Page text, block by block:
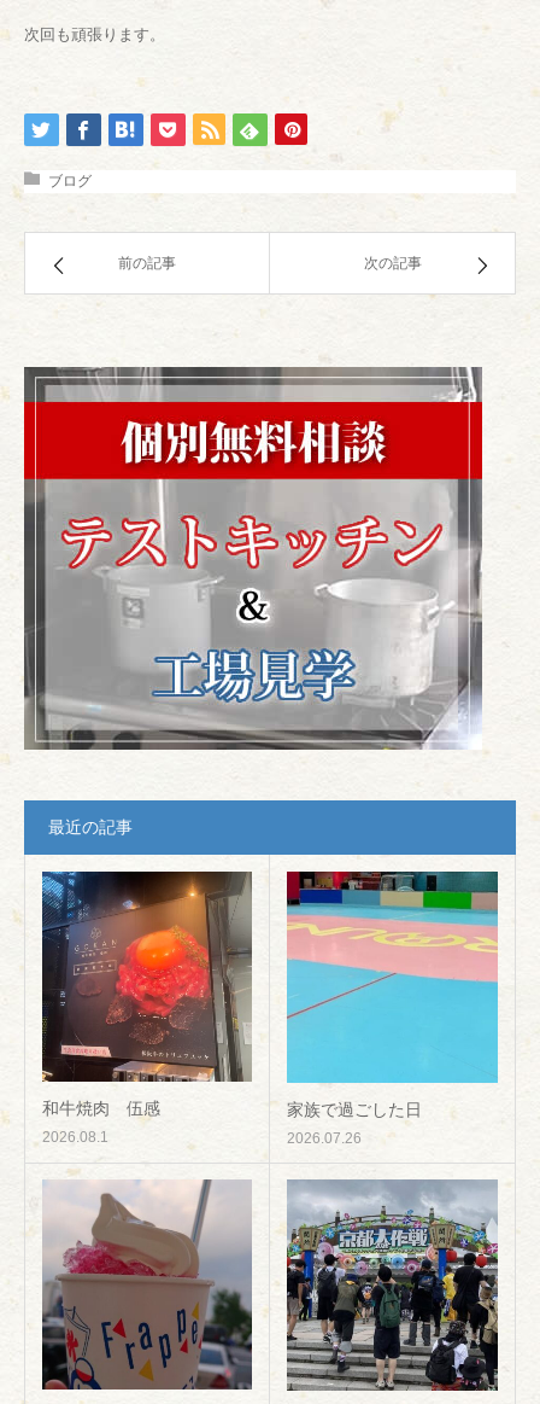
次回も頑張ります。
ブログ
前の記事 次の記事
最近の記事
和牛焼肉 伍感
2026.08.1
家族で過ごした日
2026.07.26